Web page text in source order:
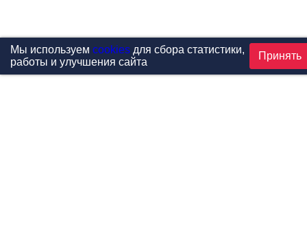
Мы используем cookiesдля сбора статистики,
работы и улучшения сайта
Принять